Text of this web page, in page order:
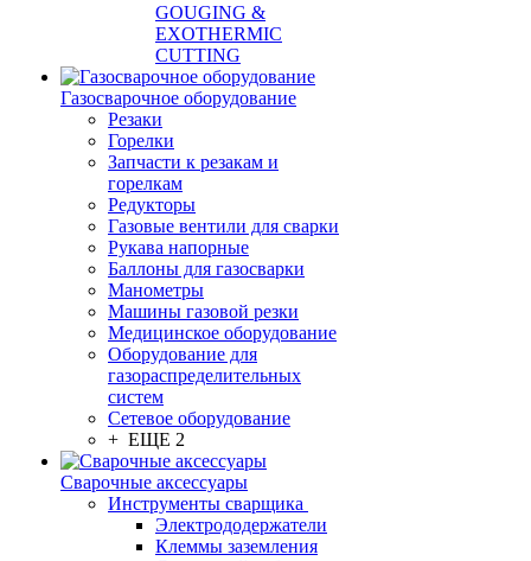
GOUGING &
EXOTHERMIC
CUTTING
Газосварочное оборудование
Резаки
Горелки
Запчасти к резакам и
горелкам
Редукторы
Газовые вентили для сварки
Рукава напорные
Баллоны для газосварки
Манометры
Машины газовой резки
Медицинское оборудование
Оборудование для
газораспределительных
систем
Сетевое оборудование
+ ЕЩЕ 2
Сварочные аксессуары
Инструменты сварщика
Электрододержатели
Клеммы заземления